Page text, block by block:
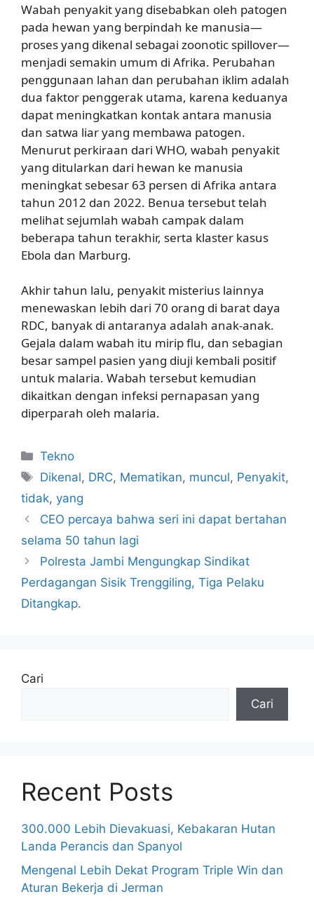
Wabah penyakit yang disebabkan oleh patogen
pada hewan yang berpindah ke manusia—
proses yang dikenal sebagai zoonotic spillover—
menjadi semakin umum di Afrika. Perubahan
penggunaan lahan dan perubahan iklim adalah
dua faktor penggerak utama, karena keduanya
dapat meningkatkan kontak antara manusia
dan satwa liar yang membawa patogen.
Menurut perkiraan dari WHO, wabah penyakit
yang ditularkan dari hewan ke manusia
meningkat sebesar 63 persen di Afrika antara
tahun 2012 dan 2022. Benua tersebut telah
melihat sejumlah wabah campak dalam
beberapa tahun terakhir, serta klaster kasus
Ebola dan Marburg.
Akhir tahun lalu, penyakit misterius lainnya
menewaskan lebih dari 70 orang di barat daya
RDC, banyak di antaranya adalah anak-anak.
Gejala dalam wabah itu mirip flu, dan sebagian
besar sampel pasien yang diuji kembali positif
untuk malaria. Wabah tersebut kemudian
dikaitkan dengan infeksi pernapasan yang
diperparah oleh malaria.
Kategori
Tekno
Tag
Dikenal, DRC, Mematikan, muncul, Penyakit,
tidak, yang
CEO percaya bahwa seri ini dapat bertahan
selama 50 tahun lagi
Polresta Jambi Mengungkap Sindikat
Perdagangan Sisik Trenggiling, Tiga Pelaku
Ditangkap.
Cari
Cari
Recent Posts
300.000 Lebih Dievakuasi, Kebakaran Hutan
Landa Perancis dan Spanyol
Mengenal Lebih Dekat Program Triple Win dan
Aturan Bekerja di Jerman